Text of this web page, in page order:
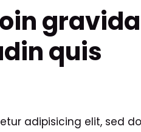
quis
adipisicing elit, sed do